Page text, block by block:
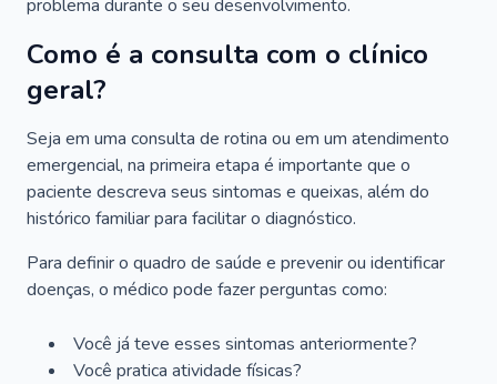
problema durante o seu desenvolvimento.
Como é a consulta com o clínico
geral?
Seja em uma consulta de rotina ou em um atendimento
emergencial, na primeira etapa é importante que o
paciente descreva seus sintomas e queixas, além do
histórico familiar para facilitar o diagnóstico.
Para definir o quadro de saúde e prevenir ou identificar
doenças, o médico pode fazer perguntas como:
Você já teve esses sintomas anteriormente?
Você pratica atividade físicas?